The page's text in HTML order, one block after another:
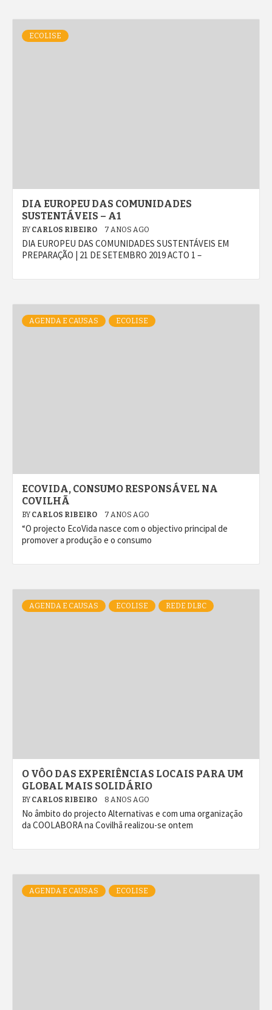
ECOLISE
DIA EUROPEU DAS COMUNIDADES
SUSTENTÁVEIS – A1
BY CARLOS RIBEIRO 7 ANOS AGO
DIA EUROPEU DAS COMUNIDADES SUSTENTÁVEIS EM
PREPARAÇÃO | 21 DE SETEMBRO 2019 ACTO 1 –
AGENDA E CAUSAS ECOLISE
ECOVIDA, CONSUMO RESPONSÁVEL NA
COVILHÃ
BY CARLOS RIBEIRO 7 ANOS AGO
“O projecto EcoVida nasce com o objectivo principal de
promover a produção e o consumo
AGENDA E CAUSAS ECOLISE REDE DLBC
O VÔO DAS EXPERIÊNCIAS LOCAIS PARA UM
GLOBAL MAIS SOLIDÁRIO
BY CARLOS RIBEIRO 8 ANOS AGO
No âmbito do projecto Alternativas e com uma organização
da COOLABORA na Covilhã realizou-se ontem
AGENDA E CAUSAS ECOLISE